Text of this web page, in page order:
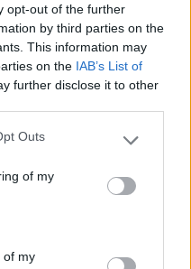
opt-out of the further
by third parties on the
This information may
on the IAB’s List of
further disclose it to other
uses one or more Google
You may click to
its third-party tags to
in below Google
Outs
of my
of my
esterni che vanno
e sporchi
Pulizia Servizi
12/09/2012 10:26
animazione ok,
a pagamento